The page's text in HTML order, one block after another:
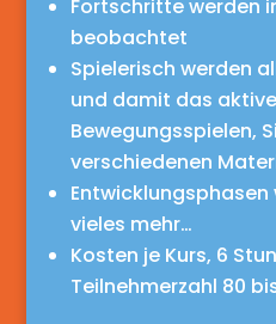
Fortschritte werden
beobachtet
Spielerisch werden
und damit das
Bewegungsspielen,
verschiedenen
vieles mehr…
Kosten je Kurs, 6
Teilnehmerzahl 80